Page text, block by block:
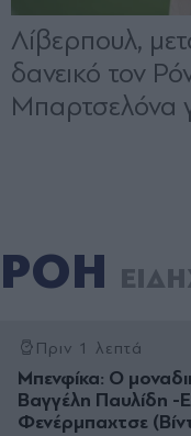
ΡΟΗ
Πριν 1 λεπτά
Μπενφίκα: Ο
Βαγγέλη Παυλίδη -
Φενέρμπαχτσε